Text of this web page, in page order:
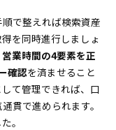
で整えれば検索資産
を同時進行しましょ
業時間の4要素を正
確認を済ませること
て管理できれば、口
貫で進められます。
。